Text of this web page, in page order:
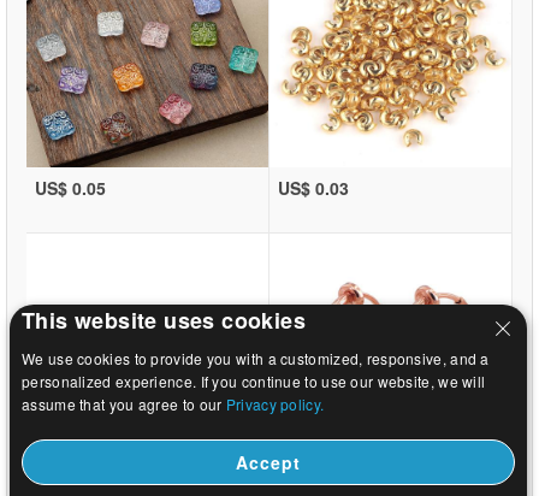
US$ 0.05 US$ 0.03
US$ 0.03 US$ 0.29
This website uses cookies
We use cookies to provide you with a customized, responsive, and a
personalized experience. If you continue to use our website, we will
assume that you agree to our Privacy policy.
Accept